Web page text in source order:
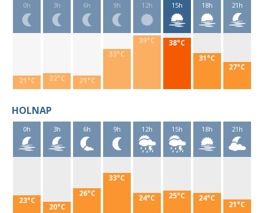
0h
21°C
3h
22°C
6h
21°C
9h
33°C
12h
39°C
15h
38°C
18h
31°C
21h
27°C
HOLNAP
0h
23°C
3h
20°C
6h
26°C
9h
33°C
12h
24°C
15h
25°C
18h
24°C
21h
21°C